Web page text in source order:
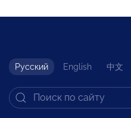
Русский English 中文